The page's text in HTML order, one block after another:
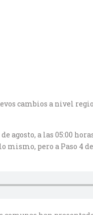
cambios a nivel
agosto, a las 05:00
mismo, pero a Paso 4